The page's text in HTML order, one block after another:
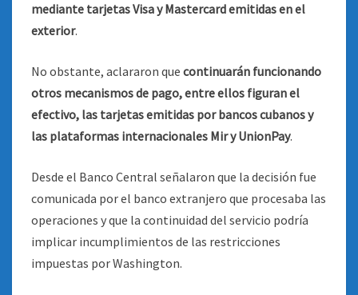
mediante tarjetas Visa y Mastercard emitidas en el
exterior.
No obstante, aclararon que continuarán funcionando
otros mecanismos de pago, entre ellos figuran el
efectivo, las tarjetas emitidas por bancos cubanos y
las plataformas internacionales Mir y UnionPay.
Desde el Banco Central señalaron que la decisión fue
comunicada por el banco extranjero que procesaba las
operaciones y que la continuidad del servicio podría
implicar incumplimientos de las restricciones
impuestas por Washington.